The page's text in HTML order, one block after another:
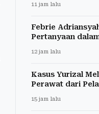
11 jam lalu
Febrie
Pertanyaan
12 jam lalu
Kasus Yurizal
Perawat dari
15 jam lalu